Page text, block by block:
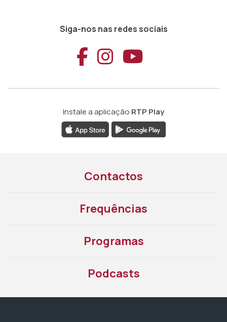
Siga-nos nas redes sociais
Aceder ao
Aceder ao
Aceder
Instale a aplicação RTP Play
Contactos
Frequências
Programas
Podcasts